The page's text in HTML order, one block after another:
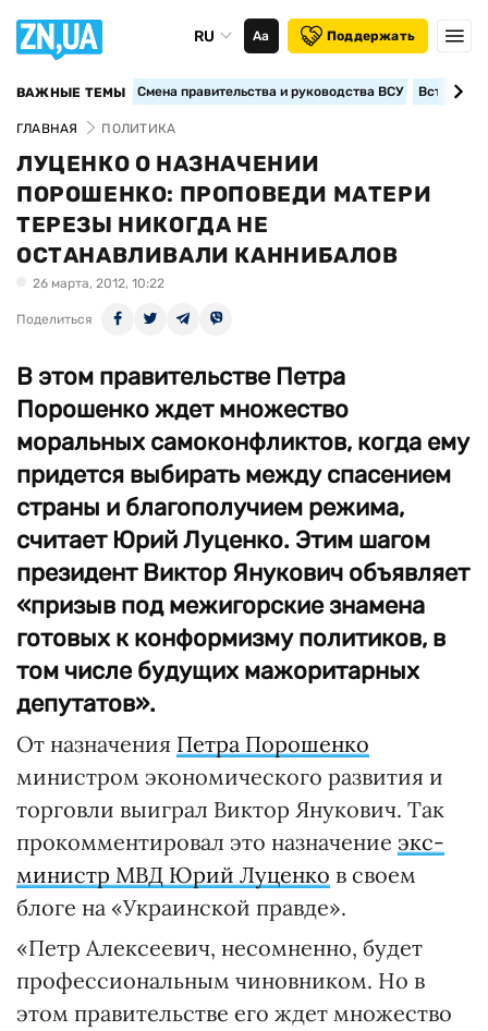
RU Аа Поддержать
ВАЖНЫЕ ТЕМЫ Смена правительства и руководства ВСУ
ГЛАВНАЯ ПОЛИТИКА
ЛУЦЕНКО О НАЗНАЧЕНИИ
ПОРОШЕНКО: ПРОПОВЕДИ МАТЕРИ
ТЕРЕЗЫ НИКОГДА НЕ
ОСТАНАВЛИВАЛИ КАННИБАЛОВ
26 марта, 2012, 10:22
Поделиться
В этом правительстве Петра
Порошенко ждет множество
моральных самоконфликтов, когда ему
придется выбирать между спасением
страны и благополучием режима,
считает Юрий Луценко. Этим шагом
президент Виктор Янукович объявляет
«призыв под межигорские знамена
готовых к конформизму политиков, в
том числе будущих мажоритарных
депутатов».
От назначения Петра Порошенко
министром экономического развития и
торговли выиграл Виктор Янукович. Так
прокомментировал это назначение экс-
министр МВД Юрий Луценко в своем
блоге на «Украинской правде».
«Петр Алексеевич, несомненно, будет
профессиональным чиновником. Но в
этом правительстве его ждет множество